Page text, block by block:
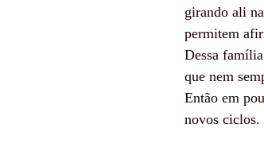
girando ali
permitem
Dessa
que nem
Então em
novos ciclos.